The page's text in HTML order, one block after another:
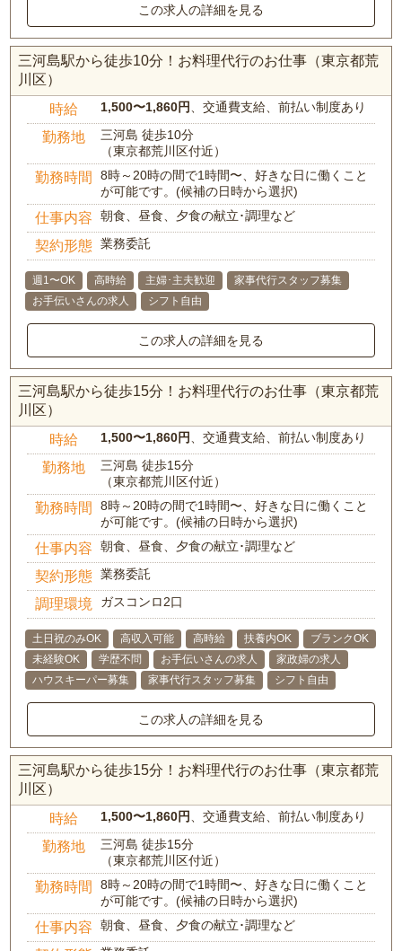
この求人の詳細を見る
三河島駅から徒歩10分！お料理代行のお仕事（東京都荒
川区）
時給 1,500〜1,860円 、交通費支給、前払い制度あり
勤務地
三河島 徒歩10分
（東京都荒川区付近）
勤務時間
8時～20時の間で1時間〜、好きな日に働くこと
が可能です。(候補の日時から選択)
仕事内容 朝食、昼食、夕食の献立･調理など
契約形態 業務委託
週1〜OK 高時給 主婦･主夫歓迎
家事代行スタッフ募集
お手伝いさんの求人
シフト自由
この求人の詳細を見る
三河島駅から徒歩15分！お料理代行のお仕事（東京都荒
川区）
時給 1,500〜1,860円 、交通費支給、前払い制度あり
勤務地
三河島 徒歩15分
（東京都荒川区付近）
勤務時間
8時～20時の間で1時間〜、好きな日に働くこと
が可能です。(候補の日時から選択)
仕事内容 朝食、昼食、夕食の献立･調理など
契約形態 業務委託
調理環境 ガスコンロ2口
土日祝のみOK 高収入可能 高時給 扶養内OK
ブランクOK
未経験OK
学歴不問 お手伝いさんの求人
家政婦の求人
ハウスキーパー募集
家事代行スタッフ募集 シフト自由
この求人の詳細を見る
三河島駅から徒歩15分！お料理代行のお仕事（東京都荒
川区）
時給 1,500〜1,860円 、交通費支給、前払い制度あり
勤務地
三河島 徒歩15分
（東京都荒川区付近）
勤務時間
8時～20時の間で1時間〜、好きな日に働くこと
が可能です。(候補の日時から選択)
仕事内容 朝食、昼食、夕食の献立･調理など